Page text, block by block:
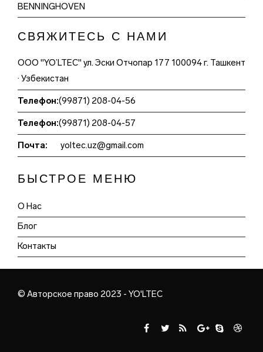
BENNINGHOVEN
СВЯЖИТЕСЬ С НАМИ
ООО "YO’LTEC" ул. Эски Отчопар 177 100094 г. Ташкент
· Узбекистан
Телефон:(99871) 208-04-56
Телефон:(99871) 208-04-57
Почта: yoltec.uz@gmail.com
БЫСТРОЕ МЕНЮ
О Нас
Блог
Контакты
© Авторское право 2023 - YO'LTEC